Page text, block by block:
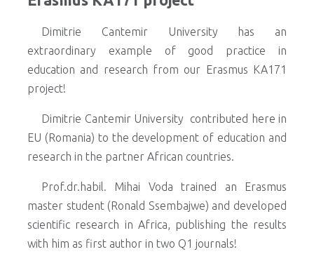
Dimitrie Cantemir University has an
extraordinary example of good practice in
education and research from our Erasmus KA171
project!
Dimitrie Cantemir University contributed here in
EU (Romania) to the development of education and
research in the partner African countries.
Prof.dr.habil. Mihai Voda trained an Erasmus
master student (Ronald Ssembajwe) and developed
scientific research in Africa, publishing the results
with him as first author in two Q1 journals!